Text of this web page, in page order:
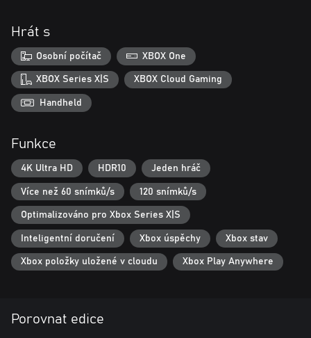
Hrát s
Osobní počítač XBOX One
XBOX Series X|S XBOX Cloud Gaming
Handheld
Funkce
4K Ultra HD HDR10 Jeden hráč
Více než 60 snímků/s 120 snímků/s
Optimalizováno pro Xbox Series X|S
Inteligentní doručení Xbox úspěchy Xbox stav
Xbox položky uložené v cloudu Xbox Play Anywhere
Porovnat edice